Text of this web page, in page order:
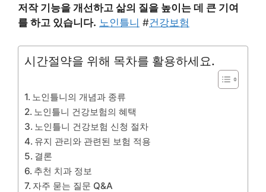
저작 기능을 개선하고 삶의 질을 높이는 데 큰 기여
를 하고 있습니다. 노인틀니 #건강보험
시간절약을 위해 목차를 활용하세요.
노인틀니의 개념과 종류
노인틀니 건강보험의 혜택
노인틀니 건강보험 신청 절차
유지 관리와 관련된 보험 적용
결론
추천 치과 정보
자주 묻는 질문 Q&A